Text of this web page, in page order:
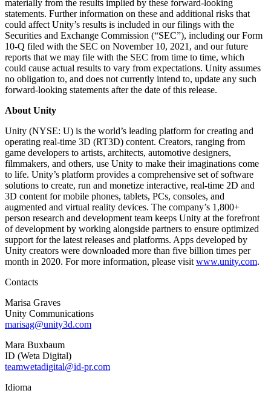
materially from the results implied by these forward-looking
statements. Further information on these and additional risks that
could affect Unity’s results is included in our filings with the
Securities and Exchange Commission (“SEC”), including our Form
10-Q filed with the SEC on November 10, 2021, and our future
reports that we may file with the SEC from time to time, which
could cause actual results to vary from expectations. Unity assumes
no obligation to, and does not currently intend to, update any such
forward-looking statements after the date of this release.
About Unity
Unity (NYSE: U) is the world’s leading platform for creating and
operating real-time 3D (RT3D) content. Creators, ranging from
game developers to artists, architects, automotive designers,
filmmakers, and others, use Unity to make their imaginations come
to life. Unity’s platform provides a comprehensive set of software
solutions to create, run and monetize interactive, real-time 2D and
3D content for mobile phones, tablets, PCs, consoles, and
augmented and virtual reality devices. The company’s 1,800+
person research and development team keeps Unity at the forefront
of development by working alongside partners to ensure optimized
support for the latest releases and platforms. Apps developed by
Unity creators were downloaded more than five billion times per
month in 2020. For more information, please visit www.unity.com.
Contacts
Marisa Graves
Unity Communications
marisag@unity3d.com
Mara Buxbaum
ID (Weta Digital)
teamwetadigital@id-pr.com
Idioma